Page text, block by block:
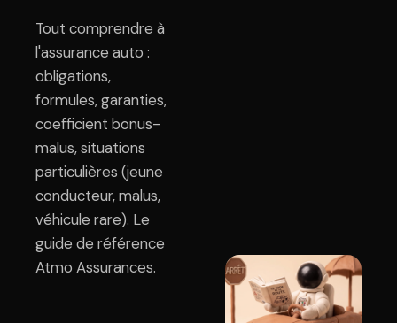
Tout comprendre à
l'assurance auto :
obligations,
formules, garanties,
coefficient bonus-
malus, situations
particulières (jeune
conducteur, malus,
véhicule rare). Le
guide de référence
Atmo Assurances.